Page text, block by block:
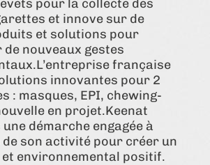
pour la collecte des
et innove sur de
et solutions pour
nouveaux gestes
française
innovantes pour 2
: masques, EPI, chewing-
en projet.Keenat
démarche engagée à
de son activité pour créer un
environnemental positif.